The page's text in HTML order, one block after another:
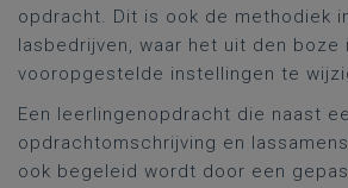
opdracht. Dit is ook de methodiek
lasbedrijven, waar het uit den boze
vooropgestelde instellingen te
Een leerlingenopdracht die naast
opdrachtomschrijving en
ook begeleid wordt door een